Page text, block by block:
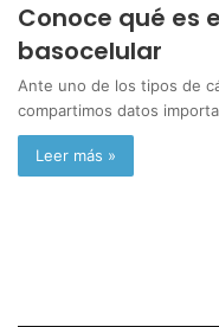
Conoce qué es
basocelular
Ante uno de los tipos de
compartimos datos
Leer más »